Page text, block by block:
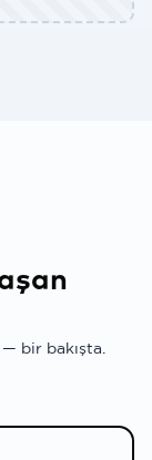
bir bakışta.